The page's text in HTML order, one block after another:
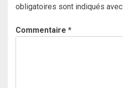
obligatoires sont indiqués avec
Commentaire *